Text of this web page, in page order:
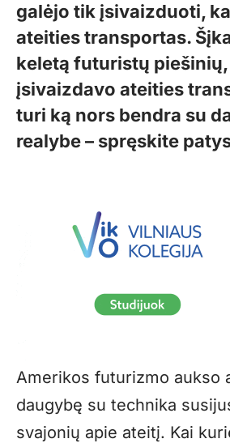
galėjo tik įsivaizduoti,
ateities transportas.
keletą futuristų
įsivaizdavo ateities
turi ką nors bendra su
realybe – spręskite
Amerikos futurizmo aukso
daugybę su technika
svajonių apie ateitį. Kai